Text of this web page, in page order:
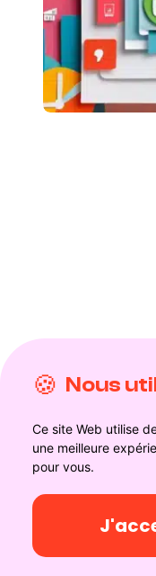
Nous
Ce site Web utilise
une meilleure
pour vous.